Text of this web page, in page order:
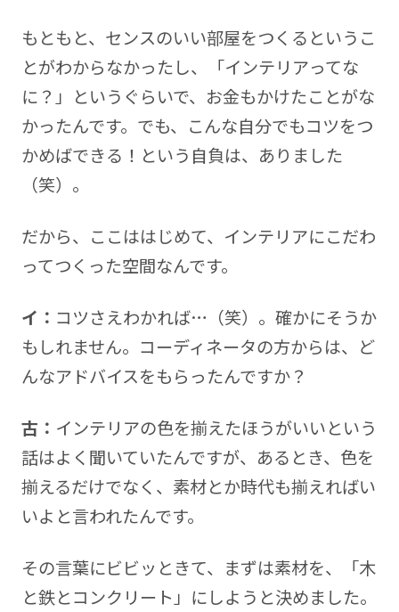
もともと、センスのいい部屋をつくるというこ
とがわからなかったし、「インテリアってな
に？」というぐらいで、お金もかけたことがな
かったんです。でも、こんな自分でもコツをつ
かめばできる！という自負は、ありました
（笑）。
だから、ここははじめて、インテリアにこだわ
ってつくった空間なんです。
イ： コツさえわかれば…（笑）。確かにそうか
もしれません。コーディネータの方からは、ど
んなアドバイスをもらったんですか？
古： インテリアの色を揃えたほうがいいという
話はよく聞いていたんですが、あるとき、色を
揃えるだけでなく、素材とか時代も揃えればい
いよと言われたんです。
その言葉にビビッときて、まずは素材を、「木
と鉄とコンクリート」にしようと決めました。